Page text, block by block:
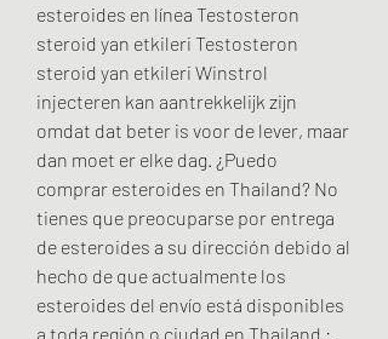
esteroides en línea Testosteron
steroid yan etkileri Testosteron
steroid yan etkileri Winstrol
injecteren kan aantrekkelijk zijn
omdat dat beter is voor de lever, maar
dan moet er elke dag. ¿Puedo
comprar esteroides en Thailand? No
tienes que preocuparse por entrega
de esteroides a su dirección debido al
hecho de que actualmente los
esteroides del envío está disponibles
a toda región o ciudad en Thailand :.